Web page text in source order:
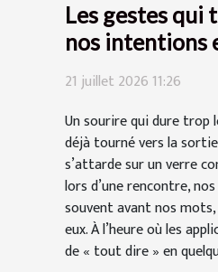
Les gestes qui
nos intentions
de rencontre
21 juillet 2026 11:26
Un sourire qui dure trop
déjà tourné vers la
s’attarde sur un verre
lors d’une rencontre,
souvent avant nos
eux. À l’heure où les
de « tout dire » en